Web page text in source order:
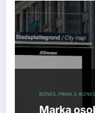
Marka osobista
BIZNES, FIRMA, E-BIZNES
Marka